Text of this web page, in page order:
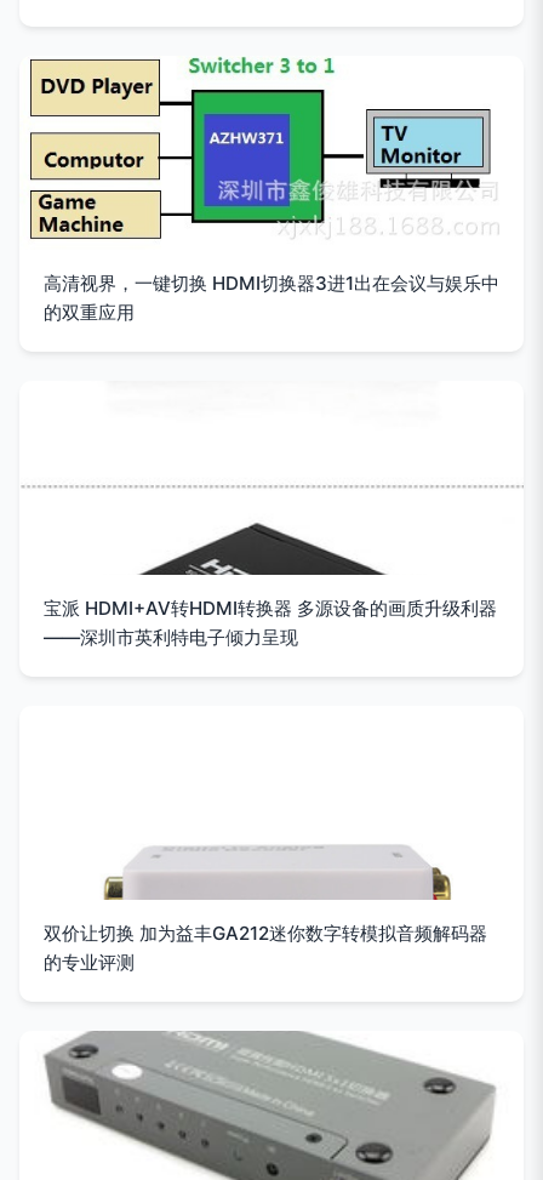
高清视界，一键切换 HDMI切换器3进1出在会议与娱乐中
的双重应用
宝派 HDMI+AV转HDMI转换器 多源设备的画质升级利器
——深圳市英利特电子倾力呈现
双价让切换 加为益丰GA212迷你数字转模拟音频解码器
的专业评测